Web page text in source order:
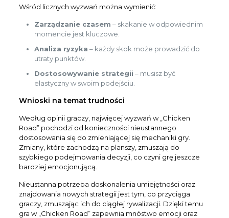
Wśród licznych wyzwań można wymienić:
Zarządzanie czasem – skakanie w odpowiednim
momencie jest kluczowe.
Analiza ryzyka – każdy skok może prowadzić do
utraty punktów.
Dostosowywanie strategii – musisz być
elastyczny w swoim podejściu.
Wnioski na temat trudności
Według opinii graczy, najwięcej wyzwań w „Chicken
Road” pochodzi od konieczności nieustannego
dostosowania się do zmieniającej się mechaniki gry.
Zmiany, które zachodzą na planszy, zmuszają do
szybkiego podejmowania decyzji, co czyni grę jeszcze
bardziej emocjonującą.
Nieustanna potrzeba doskonalenia umiejętności oraz
znajdowania nowych strategii jest tym, co przyciąga
graczy, zmuszając ich do ciągłej rywalizacji. Dzięki temu
gra w „Chicken Road” zapewnia mnóstwo emocji oraz